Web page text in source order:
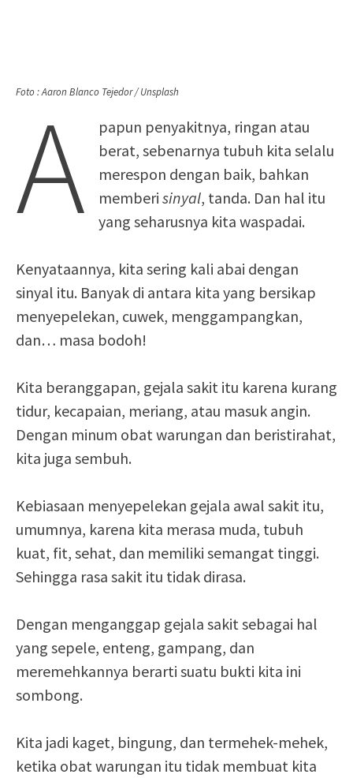
Foto : Aaron Blanco Tejedor / Unsplash
A
papun penyakitnya, ringan atau
berat, sebenarnya tubuh kita selalu
merespon dengan baik, bahkan
memberi sinyal, tanda. Dan hal itu
yang seharusnya kita waspadai.
Kenyataannya, kita sering kali abai dengan
sinyal itu. Banyak di antara kita yang bersikap
menyepelekan, cuwek, menggampangkan,
dan… masa bodoh!
Kita beranggapan, gejala sakit itu karena kurang
tidur, kecapaian, meriang, atau masuk angin.
Dengan minum obat warungan dan beristirahat,
kita juga sembuh.
Kebiasaan menyepelekan gejala awal sakit itu,
umumnya, karena kita merasa muda, tubuh
kuat, fit, sehat, dan memiliki semangat tinggi.
Sehingga rasa sakit itu tidak dirasa.
Dengan menganggap gejala sakit sebagai hal
yang sepele, enteng, gampang, dan
meremehkannya berarti suatu bukti kita ini
sombong.
Kita jadi kaget, bingung, dan termehek-mehek,
ketika obat warungan itu tidak membuat kita